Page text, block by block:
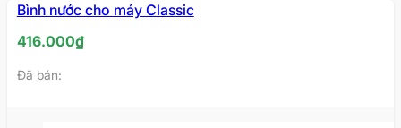
HẾT
HÀNG
Bình nước cho máy Classic
416.000₫
Đã bán: